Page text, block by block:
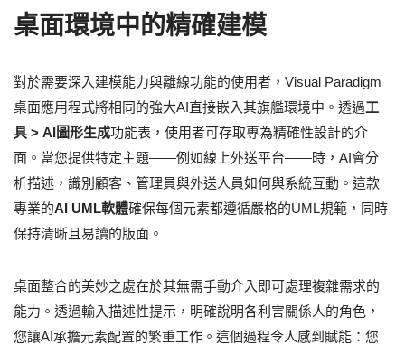
桌面環境中的精確建模
對於需要深入建模能力與離線功能的使用者，Visual Paradigm
桌面應用程式將相同的強大AI直接嵌入其旗艦環境中。透過工
具 > AI圖形生成功能表，使用者可存取專為精確性設計的介
面。當您提供特定主題——例如線上外送平台——時，AI會分
析描述，識別顧客、管理員與外送人員如何與系統互動。這款
專業的AI UML軟體確保每個元素都遵循嚴格的UML規範，同時
保持清晰且易讀的版面。
桌面整合的美妙之處在於其無需手動介入即可處理複雜需求的
能力。透過輸入描述性提示，明確說明各利害關係人的角色，
您讓AI承擔元素配置的繁重工作。這個過程令人感到賦能：您